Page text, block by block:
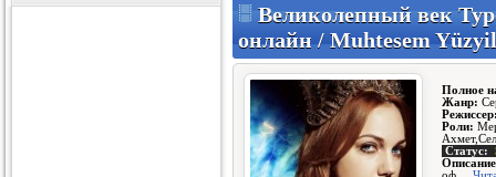
Великолепный век
онлайн / Muhtesem Yüzyil
Полное
Жанр:
Роли:
Статус: